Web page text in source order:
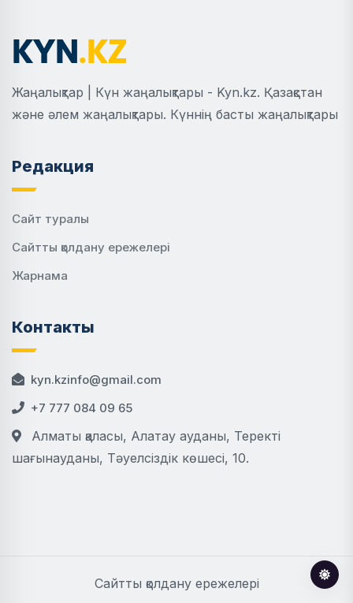
Жаңалықтар | Күн жаңалықтары - Kyn.kz. Қазақстан
және әлем жаңалықтары. Күннің басты жаңалықтары
Редакция
Сайт туралы
Сайтты қолдану ережелері
Жарнама
Контакты
kyn.kzinfo@gmail.com
+7 777 084 09 65
Алматы қаласы, Алатау ауданы, Теректі
шағынауданы, Тәуелсіздік көшесі, 10.
Сайтты қолдану ережелері